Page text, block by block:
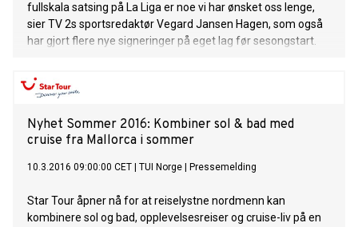
fullskala satsing på La Liga er noe vi har ønsket oss lenge,
sier TV 2s sportsredaktør Vegard Jansen Hagen, som også
har gjort flere nye signeringer på eget lag før sesongstart.
Nyhet Sommer 2016: Kombiner sol & bad med
cruise fra Mallorca i sommer
10.3.2016 09:00:00 CET TUI Norge Pressemelding
Star Tour åpner nå for at reiselystne nordmenn kan
kombinere sol og bad, opplevelsesreiser og cruise-liv på en